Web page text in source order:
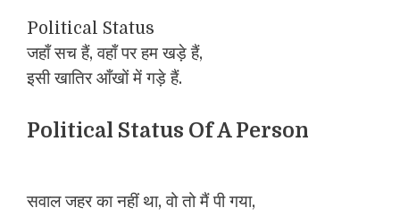
Political Status
जहाँ सच हैं, वहाँ पर हम खड़े हैं,
इसी खातिर आँखों में गड़े हैं.
Political Status Of A Person
सवाल जहर का नहीं था, वो तो मैं पी गया,